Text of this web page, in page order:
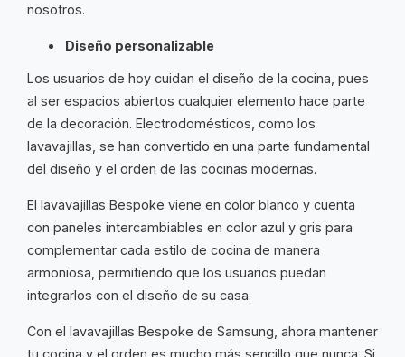
nosotros.
Diseño personalizable
Los usuarios de hoy cuidan el diseño de la cocina, pues
al ser espacios abiertos cualquier elemento hace parte
de la decoración. Electrodomésticos, como los
lavavajillas, se han convertido en una parte fundamental
del diseño y el orden de las cocinas modernas.
El lavavajillas Bespoke viene en color blanco y cuenta
con paneles intercambiables en color azul y gris para
complementar cada estilo de cocina de manera
armoniosa, permitiendo que los usuarios puedan
integrarlos con el diseño de su casa.
Con el lavavajillas Bespoke de Samsung, ahora mantener
tu cocina y el orden es mucho más sencillo que nunca. Si